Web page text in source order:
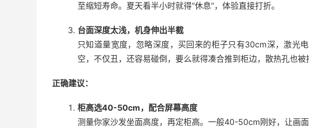
至缩短寿命。夏天看半小时就得“休息”，体验直接打折。
台面深度太浅，机身伸出半截
只知道量宽度，忽略深度，买回来的柜子只有30cm深，激光
空，不仅丑，还容易碰倒，要么就得凑合推到柜边，散热孔也被
正确建议：
柜高选40-50cm，配合屏幕高度
测量你家沙发坐面高度，再定柜高。一般40-50cm刚好，让画